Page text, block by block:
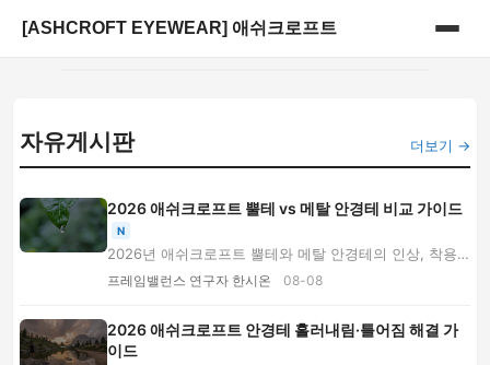
[ASHCROFT EYEWEAR] 애쉬크로프트
게시판
자유게시판
2026 애쉬크로프트 뿔테 vs 메탈 안경테 비교 가이드
N
2026년 애쉬크로프트 뿔테와 메탈 안경테의 인상, 착용
감, 도수 렌즈 궁합, 내구성과 관리법을 비교합니...
프레임밸런스 연구자 한시온 08-08
2026 애쉬크로프트 안경테 흘러내림·틀어짐 해결 가
이드
더보기 →